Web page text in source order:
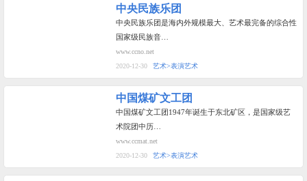
中央民族乐团
中央民族乐团是海内外规模最大、艺术最完备的综合性
国家级民族音…
www.ccno.net
2020-12-30
艺术>表演艺术
中国煤矿文工团
中国煤矿文工团1947年诞生于东北矿区，是国家级艺
术院团中历…
www.ccmat.net
2020-12-30
艺术>表演艺术